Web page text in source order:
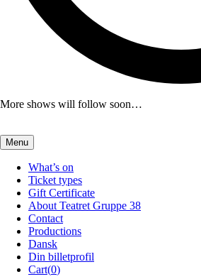
More shows will follow soon…
Menu
What’s on
Ticket types
Gift Certificate
About Teatret Gruppe 38
Contact
Productions
Dansk
Din billetprofil
Cart(0)